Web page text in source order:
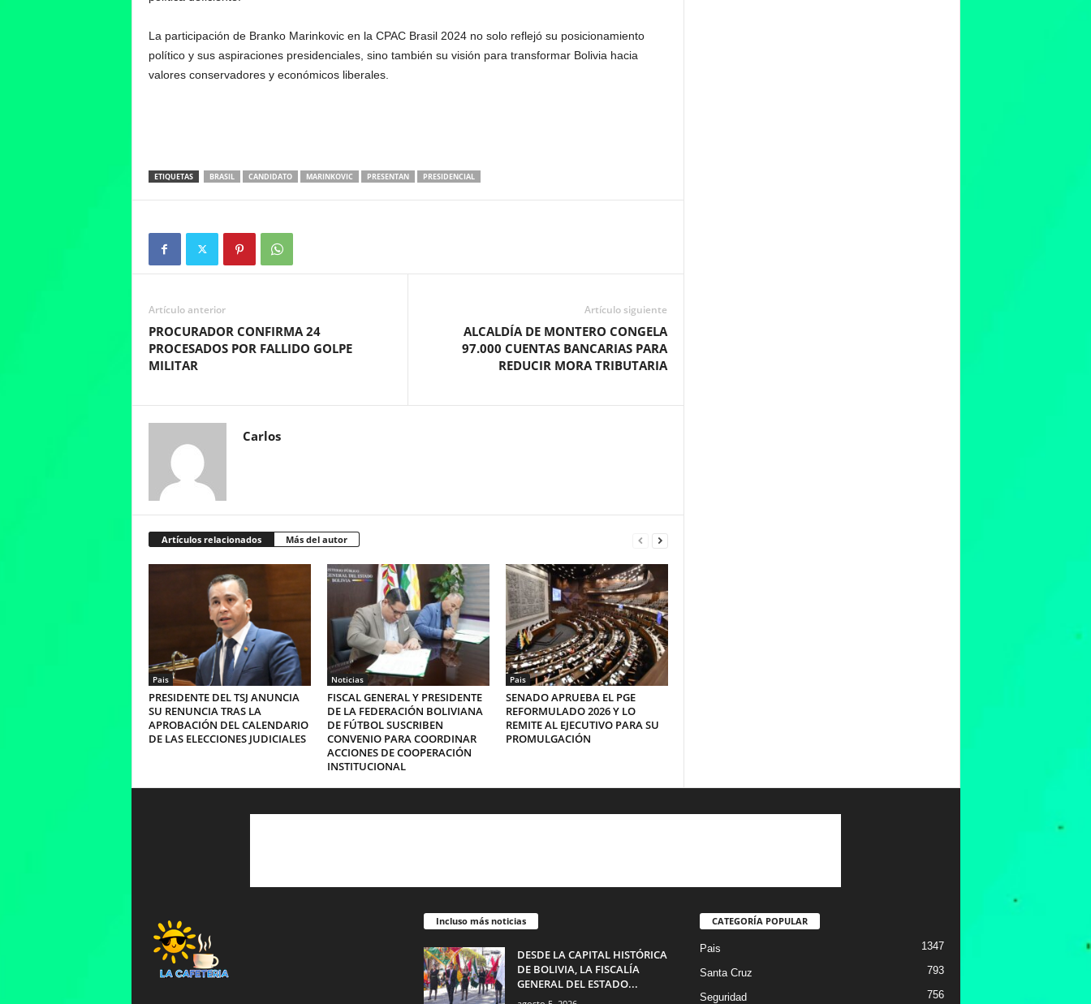
La participación de Branko Marinkovic en la CPAC Brasil 2024 no solo reflejó su posicionamiento
político y sus aspiraciones presidenciales, sino también su visión para transformar Bolivia hacia
valores conservadores y económicos liberales.
ETIQUETAS BRASIL CANDIDATO MARINKOVIC PRESENTAN PRESIDENCIAL
Artículo anterior
PROCURADOR CONFIRMA 24
PROCESADOS POR FALLIDO GOLPE
MILITAR
Artículo siguiente
ALCALDÍA DE MONTERO CONGELA
97.000 CUENTAS BANCARIAS PARA
REDUCIR MORA TRIBUTARIA
Carlos
Artículos relacionados Más del autor
Pais
PRESIDENTE DEL TSJ ANUNCIA
SU RENUNCIA TRAS LA
APROBACIÓN DEL CALENDARIO
DE LAS ELECCIONES JUDICIALES
Noticias
FISCAL GENERAL Y PRESIDENTE
DE LA FEDERACIÓN BOLIVIANA
DE FÚTBOL SUSCRIBEN
CONVENIO PARA COORDINAR
ACCIONES DE COOPERACIÓN
INSTITUCIONAL
Pais
SENADO APRUEBA EL PGE
REFORMULADO 2026 Y LO
REMITE AL EJECUTIVO PARA SU
PROMULGACIÓN
Incluso más noticias
DESDE LA CAPITAL HISTÓRICA
DE BOLIVIA, LA FISCALÍA
GENERAL DEL ESTADO...
CATEGORÍA POPULAR
Pais 1347
Santa Cruz 793
Seguridad 756